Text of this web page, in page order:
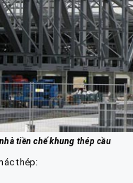
tiền chế khung thép cầu
thép: